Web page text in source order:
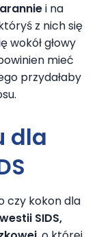
i na
z nich się
wokół głowy
mieć
przydałaby
dla
czy kokon dla
SIDS,